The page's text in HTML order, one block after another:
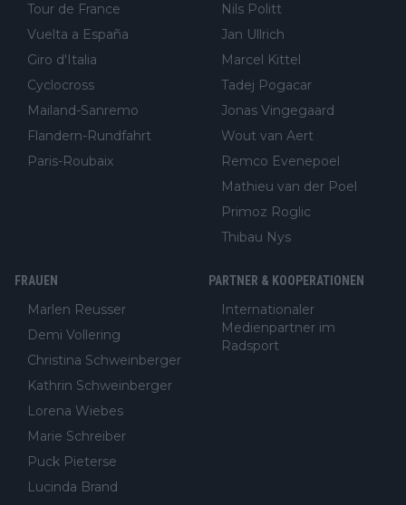
Tour de France
Vuelta a España
Giro d'Italia
Cyclocross
Mailand-Sanremo
Flandern-Rundfahrt
Paris-Roubaix
Nils Politt
Jan Ullrich
Marcel Kittel
Tadej Pogacar
Jonas Vingegaard
Wout van Aert
Remco Evenepoel
Mathieu van der Poel
Primoz Roglic
Thibau Nys
FRAUEN
Marlen Reusser
Demi Vollering
Christina Schweinberger
Kathrin Schweinberger
Lorena Wiebes
Marie Schreiber
Puck Pieterse
Lucinda Brand
PARTNER & KOOPERATIONEN
Internationaler
Medienpartner im
Radsport